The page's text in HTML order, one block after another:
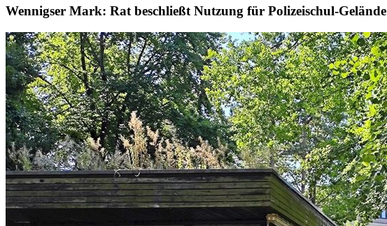
Wennigser Mark: Rat beschließt Nutzung für Polizeischul-Gelände